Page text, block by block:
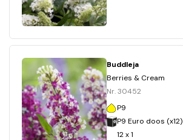
Buddleja
Berries & Cream
Nr. 30452
P9
P9 Euro doos (x12)
12 x 1